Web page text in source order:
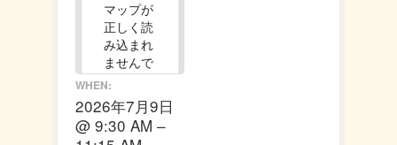
マップが
正しく読
み込まれ
ませんで
した。
この
ウェ
WHEN:
2026年7月9日
@ 9:30 AM –